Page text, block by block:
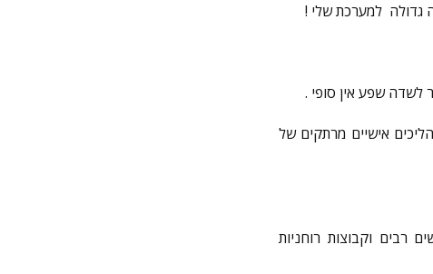
גדולה למערכת שלי !
לשדה שפע אין סופי .
אישיים מרתקים של
רבים וקבוצות רוחניות